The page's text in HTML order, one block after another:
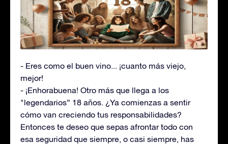
- Eres como el buen vino... ¡cuanto más viejo,
mejor!
- ¡Enhorabuena! Otro más que llega a los
"legendarios” 18 años. ¿Ya comienzas a sentir
cómo van creciendo tus responsabilidades?
Entonces te deseo que sepas afrontar todo con
esa seguridad que siempre, o casi siempre, has